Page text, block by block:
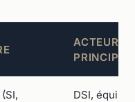
ACTEURS
DSI, équipes